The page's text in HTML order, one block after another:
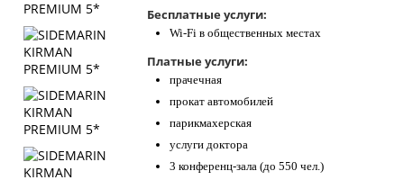
Бесплатные услуги:
Wi-Fi в общественных местах
Платные услуги:
прачечная
прокат автомобилей
парикмахерская
услуги доктора
3 конференц-зала (до 550 чел.)